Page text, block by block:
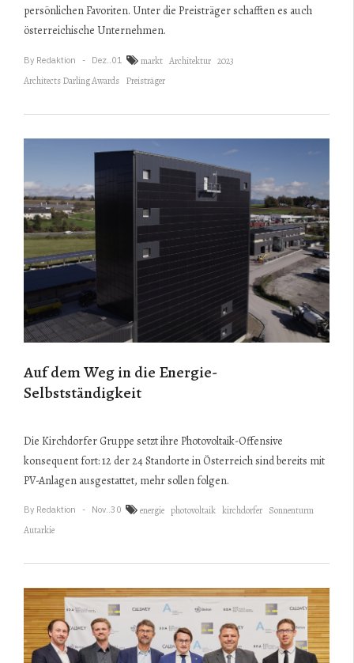
persönlichen Favoriten. Unter die Preisträger schafften es auch
österreichische Unternehmen.
By Redaktion Dez..01 markt Architektur 2023
Architects Darling Awards Preisträger
Auf dem Weg in die Energie-
Selbstständigkeit
Die Kirchdorfer Gruppe setzt ihre Photovoltaik-Offensive
konsequent fort: 12 der 24 Standorte in Österreich sind bereits mit
PV-Anlagen ausgestattet, mehr sollen folgen.
By Redaktion Nov..30 energie photovoltaik kirchdorfer Sonnenturm
Autarkie